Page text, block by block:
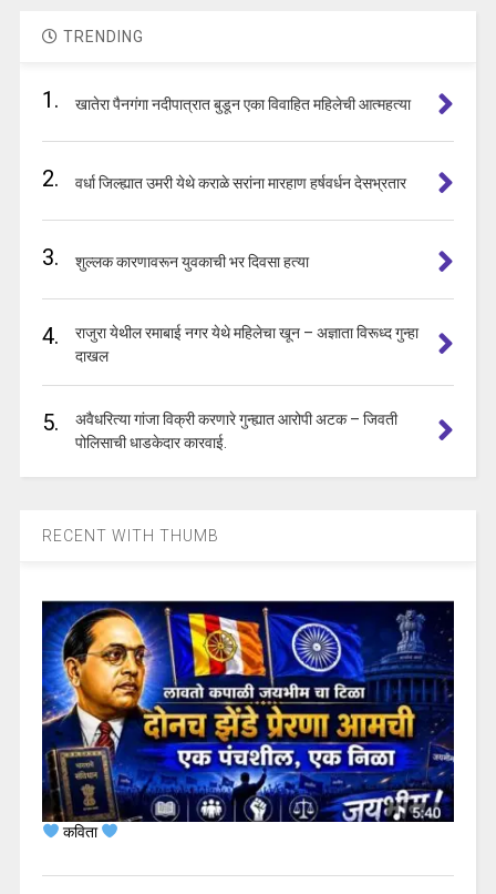
TRENDING
1. खातेरा पैनगंगा नदीपात्रात बुडून एका विवाहित महिलेची आत्महत्या
2. वर्धा जिल्ह्यात उमरी येथे कराळे सरांना मारहाण हर्षवर्धन देसभ्रतार
3. शुल्लक कारणावरून युवकाची भर दिवसा हत्या
4.
राजुरा येथील रमाबाई नगर येथे महिलेचा खून – अज्ञाता विरूध्द गुन्हा
दाखल
5.
अवैधरित्या गांजा विक्री करणारे गुन्ह्यात आरोपी अटक – जिवती
पोलिसाची धाडकेदार कारवाई.
RECENT WITH THUMB
कविता